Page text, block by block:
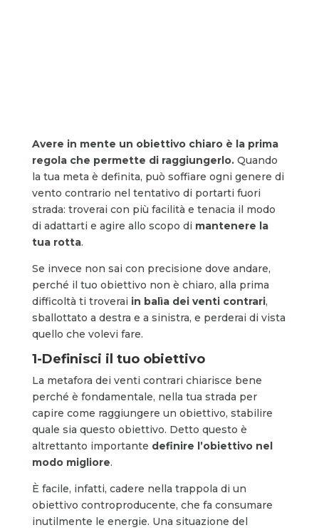
Avere in mente un obiettivo chiaro è la prima
regola che permette di raggiungerlo. Quando
la tua meta è definita, può soffiare ogni genere di
vento contrario nel tentativo di portarti fuori
strada: troverai con più facilità e tenacia il modo
di adattarti e agire allo scopo di mantenere la
tua rotta.
Se invece non sai con precisione dove andare,
perché il tuo obiettivo non è chiaro, alla prima
difficoltà ti troverai in balìa dei venti contrari,
sballottato a destra e a sinistra, e perderai di vista
quello che volevi fare.
1-Definisci il tuo obiettivo
La metafora dei venti contrari chiarisce bene
perché è fondamentale, nella tua strada per
capire come raggiungere un obiettivo, stabilire
quale sia questo obiettivo. Detto questo è
altrettanto importante definire l’obiettivo nel
modo migliore.
È facile, infatti, cadere nella trappola di un
obiettivo controproducente, che fa consumare
inutilmente le energie. Una situazione del